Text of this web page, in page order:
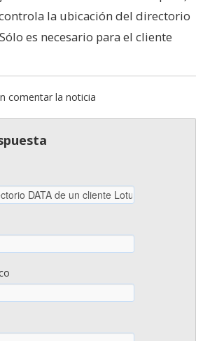
la ubicación del directorio
es necesario para el cliente
comentar la noticia